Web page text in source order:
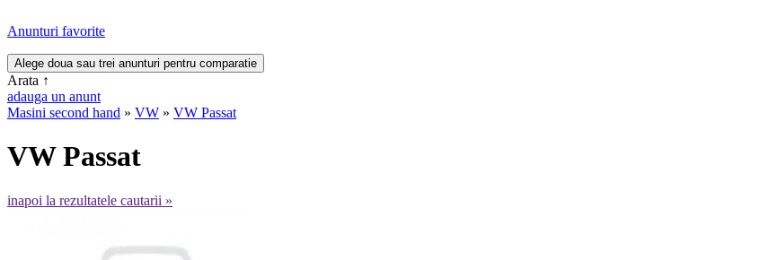
Anunturi favorite
Arata ↑
adauga un anunt
Masini second hand » VW » VW Passat
VW Passat
inapoi la rezultatele cautarii »